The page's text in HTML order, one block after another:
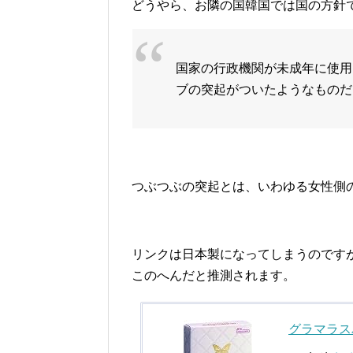
どうやら、お隣の国韓国では国の方
国家の行政機関が未成年に使
ブの突起がついたようなもの
つぶつぶの突起とは、いわゆる女性
リンクは日本製になってしまうので
このへんだと推測されます。
グラマラ